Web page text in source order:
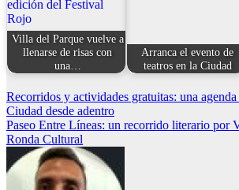
Villa del Parque vuelve a
llenarse de risas con
una…
Arranca el evento de
teatros en la Ciudad
Navegación
de
entradas
Recorridos y actividades gratuitas: una
Ciudad desde adentro
Paseo Entre Líneas: un recorrido literario por
Ronda Cultural